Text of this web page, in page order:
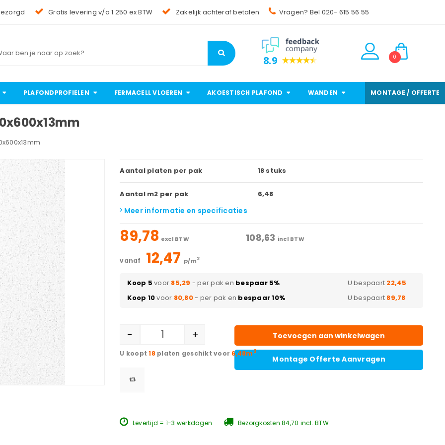
Gratis levering v/a 1.250 ex BTW Zakelijk achteraf betalen Vragen? Bel 020- 615 56 55
8.9 0
PLAFONDPROFIELEN FERMACELL VLOEREN AKOESTISCH PLAFOND WANDEN MONTAGE / OFFERTE
Aantal platen per pak 18 stuks
Aantal m2 per pak 6,48
Meer informatie en specificaties
89,78 excl BTW 108,63 incl BTW
vanaf 12,47 p/m2
Koop 5 voor 85,29 - per pak en bespaar 5% U bespaart 22,45
Koop 10voor 80,80- per pak en bespaar 10% U bespaart 89,78
- + Toevoegen aan winkelwagen
Montage Offerte Aanvragen
18 platen geschikt voor 6,48m2
Levertijd = 1-3 werkdagen Bezorgkosten 84,70 incl. BTW